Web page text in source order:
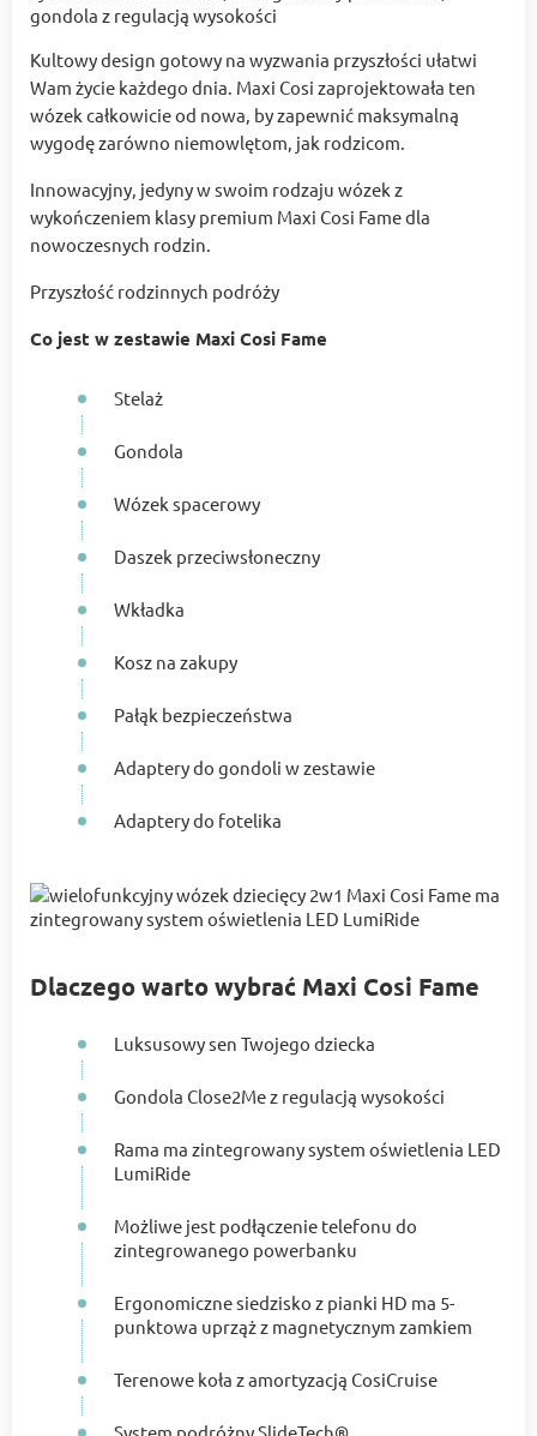
Kultowy design gotowy na wyzwania przyszłości ułatwi
Wam życie każdego dnia. Maxi Cosi zaprojektowała ten
wózek całkowicie od nowa, by zapewnić maksymalną
wygodę zarówno niemowlętom, jak rodzicom.
Innowacyjny, jedyny w swoim rodzaju wózek z
wykończeniem klasy premium Maxi Cosi Fame dla
nowoczesnych rodzin.
Przyszłość rodzinnych podróży
Co jest w zestawie Maxi Cosi Fame
Stelaż
Gondola
Wózek spacerowy
Daszek przeciwsłoneczny
Wkładka
Kosz na zakupy
Pałąk bezpieczeństwa
Adaptery do gondoli w zestawie
Adaptery do fotelika
Dlaczego warto wybrać Maxi Cosi Fame
Luksusowy sen Twojego dziecka
Gondola Close2Me z regulacją wysokości
Rama ma zintegrowany system oświetlenia LED
LumiRide
Możliwe jest podłączenie telefonu do
zintegrowanego powerbanku
Ergonomiczne siedzisko z pianki HD ma 5-
punktowa uprząż z magnetycznym zamkiem
Terenowe koła z amortyzacją CosiCruise